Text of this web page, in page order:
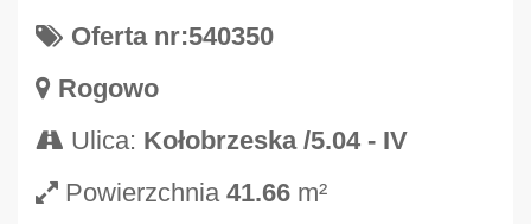
Oferta nr:540350
Rogowo
Ulica: Kołobrzeska /5.04 - IV
Powierzchnia 41.66 m²